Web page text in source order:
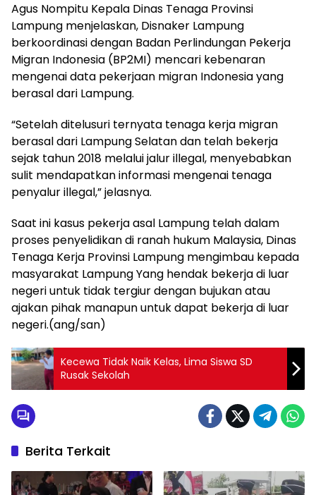
Agus Nompitu Kepala Dinas Tenaga Provinsi
Lampung menjelaskan, Disnaker Lampung
berkoordinasi dengan Badan Perlindungan Pekerja
Migran Indonesia (BP2MI) mencari kebenaran
mengenai data pekerjaan migran Indonesia yang
berasal dari Lampung.
“Setelah ditelusuri ternyata tenaga kerja migran
berasal dari Lampung Selatan dan telah bekerja
sejak tahun 2018 melalui jalur illegal, menyebabkan
sulit mendapatkan informasi mengenai tenaga
penyalur illegal,” jelasnya.
Saat ini kasus pekerja asal Lampung telah dalam
proses penyelidikan di ranah hukum Malaysia, Dinas
Tenaga Kerja Provinsi Lampung mengimbau kepada
masyarakat Lampung Yang hendak bekerja di luar
negeri untuk tidak tergiur dengan bujukan atau
ajakan pihak manapun untuk dapat bekerja di luar
negeri.(ang/san)
Kecewa Tidak Naik Kelas, Lima Siswa SD
Rusak Sekolah
Berita Terkait